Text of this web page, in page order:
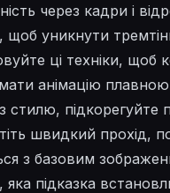
через кадри і
щоб уникнути
ці техніки, щоб
анімацію
стилю, підкорегуйте
швидкий прохід,
з базовим
яка підказка